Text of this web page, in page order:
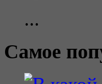
...
Самое